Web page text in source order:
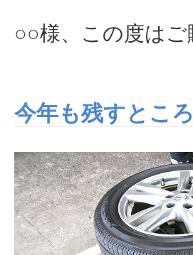
○○様、この度は
今年も残すとこ